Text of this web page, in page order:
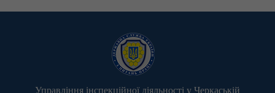
Управління інспекційної діяльності у Черкаській